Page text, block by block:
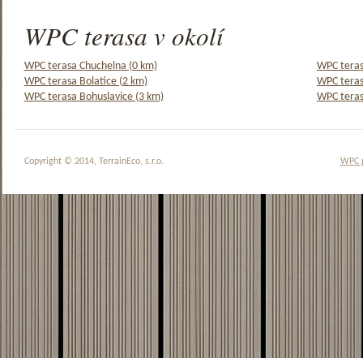
WPC terasa v okolí
WPC terasa Chuchelna (0 km)
WPC
WPC terasa Bolatice (2 km)
WPC
WPC terasa Bohuslavice (3 km)
WPC
WPC
Copyright © 2014, TerrainEco, s.r.o.